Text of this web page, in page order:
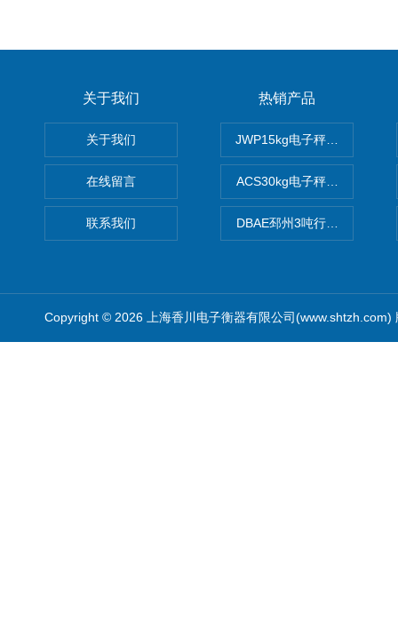
关于我们
关于我们
在线留言
联系我们
热销产品
JWP15kg电子秤价格,15公
ACS30kg电子秤价格,30公
DBAE邳州3吨行车电子吊秤
Copyright © 2026 上海香川电子衡器有限公司(www.shtzh.com)